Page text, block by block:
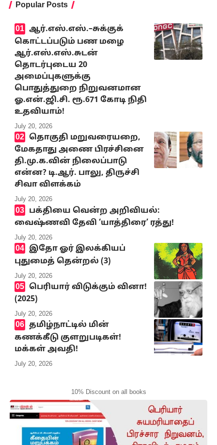
Popular Posts
ஆர்.எஸ்.எஸ்.–சுக்குக்
கொட்டப்படும் பண மழை
ஆர்.எஸ்.எஸ்.சுடன்
தொடர்புடைய 20
அமைப்புகளுக்கு
பொதுத்துறை நிறுவனமான
ஓ.என்.ஜி.சி. ரூ.671 கோடி நிதி
உதவியாம்!
July 20, 2026
தொகுதி மறுவரையறை,
மேகதாது அணை பிரச்சினை
தி.மு.க.வின் நிலைப்பாடு
என்ன? டி.ஆர். பாலு, திருச்சி
சிவா விளக்கம்
July 20, 2026
பக்தியை வென்ற அறிவியல்:
வைஷ்ணவி தேவி ‘யாத்திரை’ ரத்து!
July 20, 2026
இதோ ஓர் இலக்கியப்
புதுமைத் தென்றல் (3)
July 20, 2026
பெரியார் விடுக்கும் வினா!
(2025)
July 20, 2026
தமிழ்நாட்டில் மின்
கணக்கீடு குளறுபடிகள்!
மக்கள் அவதி!
July 20, 2026
10% Discount on all books